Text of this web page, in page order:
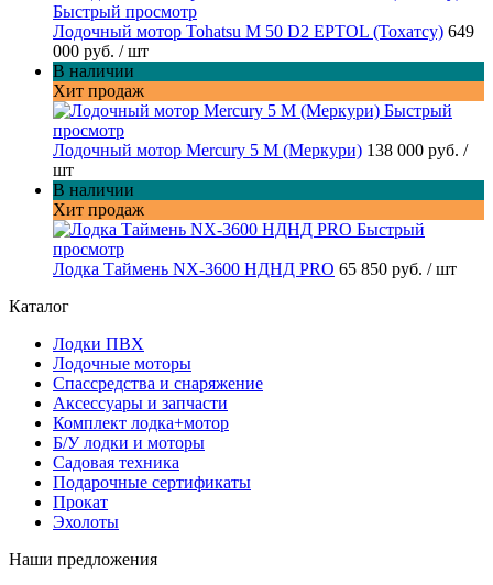
Быстрый просмотр
Лодочный мотор Tohatsu M 50 D2 EPTOL (Тохатсу) 649
000 руб. / шт
В наличии
Хит продаж
Быстрый
просмотр
Лодочный мотор Mercury 5 M (Меркури) 138 000 руб. /
шт
В наличии
Хит продаж
Быстрый
просмотр
Лодка Таймень NX-3600 НДНД PRO 65 850 руб. / шт
Каталог
Лодки ПВХ
Лодочные моторы
Спассредства и снаряжение
Аксессуары и запчасти
Комплект лодка+мотор
Б/У лодки и моторы
Садовая техника
Подарочные сертификаты
Прокат
Эхолоты
Наши предложения